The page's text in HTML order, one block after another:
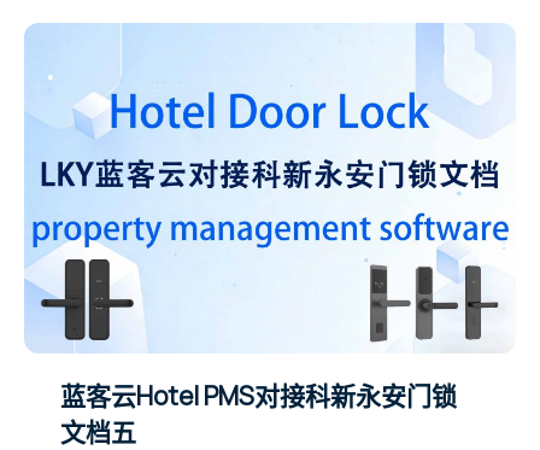
蓝客云Hotel PMS对接科新永安门锁
文档五